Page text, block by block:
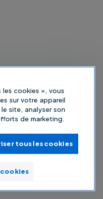
cookies », vous
sur votre appareil
site, analyser son
de marketing.
tous les cookies
cookies